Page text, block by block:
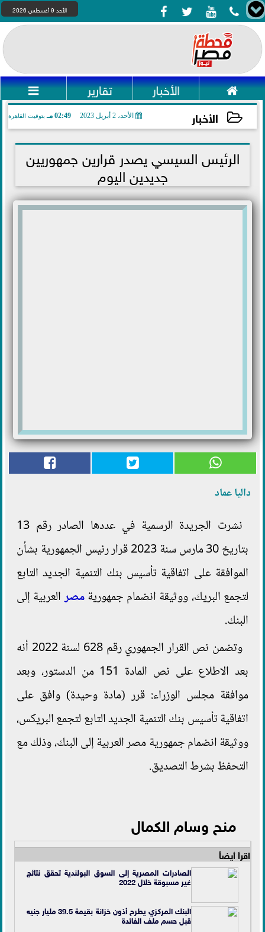
    الأحد 9 أغسطس 2026
 الأخبار تقارير 
الأخبار الأحد، 2 أبريل 2023 02:49 مـ بتوقيت القاهرة
2023-04-02 14:49:48الرئيس السيسي يصدر قرارين جمهوريين
جديدين اليوم
داليا عماد
نشرت الجريدة الرسمية في عددها الصادر رقم 13
بتاريخ 30 مارس سنة 2023 قرار رئيس الجمهورية بشأن
الموافقة على اتفاقية تأسيس بنك التنمية الجديد التابع
لتجمع البريك، ووثيقة انضمام جمهوريةمصرالعربية إلى
البنك.
وتضمن نص القرار الجمهوري رقم 628 لسنة 2022 أنه
بعد الاطلاع على نص المادة 151 من الدستور، وبعد
موافقة مجلس الوزراء: قرر (مادة وحيدة) وافق على
اتفاقية تأسيس بنك التنمية الجديد التابع لتجمع البريكس،
ووثيقة انضمام جمهورية مصر العربية إلى البنك، وذلك مع
التحفظ بشرط التصديق.
منح وسام الكمال
اقرأ أيضاً
الصادرات المصرية إلى السوق البولندية تحقق نتائج
غير مسبوقة خلال 2022
البنك المركزي يطرح أذون خزانة بقيمة 39.5 مليار جنيه
قبل حسم ملف الفائدة